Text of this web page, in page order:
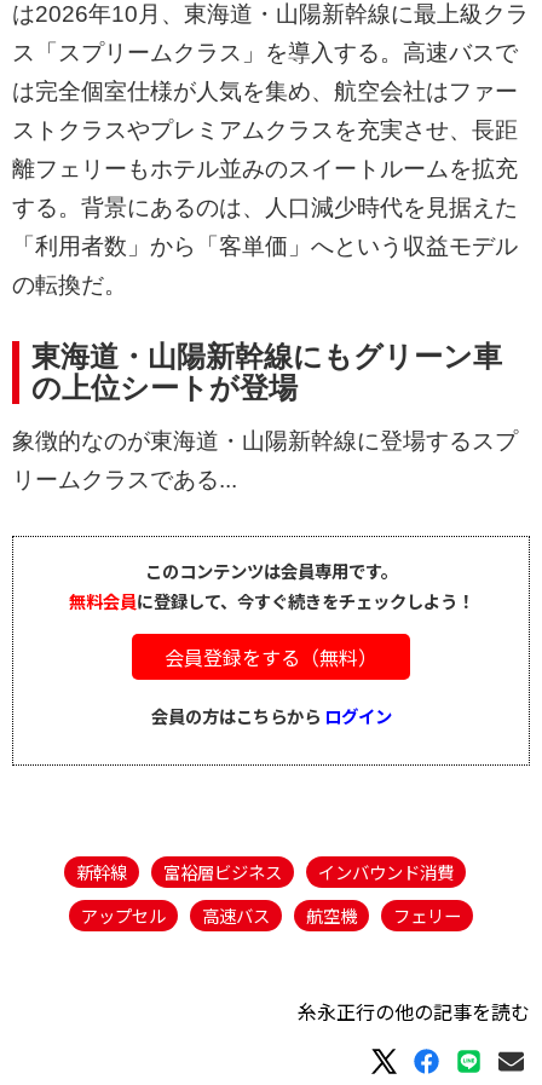
は2026年10月、東海道・山陽新幹線に最上級クラ
ス「スプリームクラス」を導入する。高速バスで
は完全個室仕様が人気を集め、航空会社はファー
ストクラスやプレミアムクラスを充実させ、長距
離フェリーもホテル並みのスイートルームを拡充
する。背景にあるのは、人口減少時代を見据えた
「利用者数」から「客単価」へという収益モデル
の転換だ。
東海道・山陽新幹線にもグリーン車
の上位シートが登場
象徴的なのが東海道・山陽新幹線に登場するスプ
リームクラスである...
このコンテンツは会員専用です。
無料会員に登録して、今すぐ続きをチェックしよう！
会員登録をする（無料）
会員の方はこちらから ログイン
新幹線 富裕層ビジネス
インバウンド消費
アップセル
高速バス 航空機 フェリー
糸永正行の他の記事を読む